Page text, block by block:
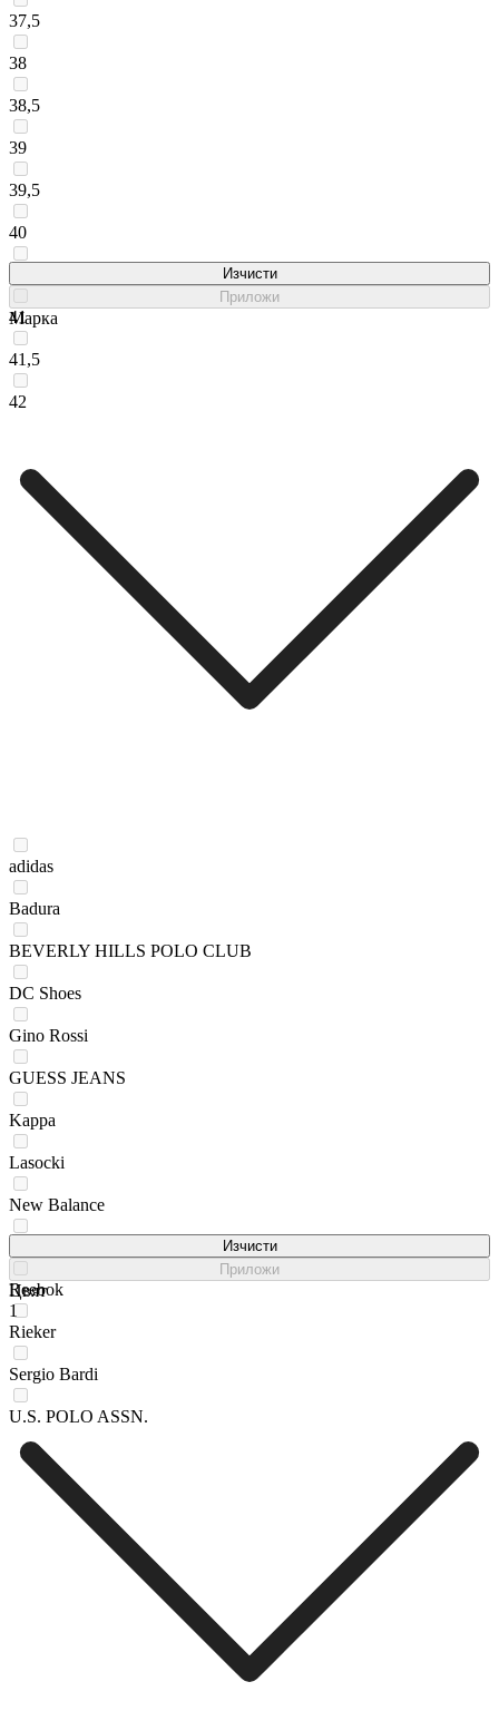
37,5
38
38,5
39
39,5
40
41
41,5
42
Изчисти
Приложи
Марка
adidas
Badura
BEVERLY HILLS POLO CLUB
DC Shoes
Gino Rossi
GUESS JEANS
Kappa
Lasocki
New Balance
Reebok
Rieker
Sergio Bardi
U.S. POLO ASSN.
Изчисти
Приложи
Цвят
1